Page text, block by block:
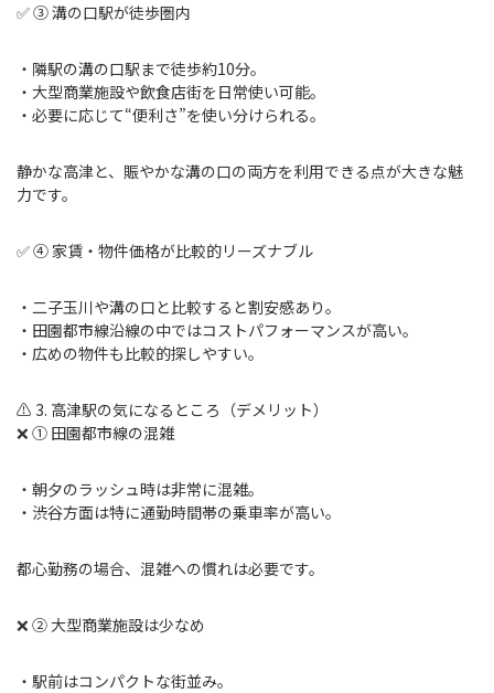
✅ ③ 溝の口駅が徒歩圏内
・隣駅の溝の口駅まで徒歩約10分。
・大型商業施設や飲食店街を日常使い可能。
・必要に応じて“便利さ”を使い分けられる。
静かな高津と、賑やかな溝の口の両方を利用できる点が大きな魅
力です。
✅ ④ 家賃・物件価格が比較的リーズナブル
・二子玉川や溝の口と比較すると割安感あり。
・田園都市線沿線の中ではコストパフォーマンスが高い。
・広めの物件も比較的探しやすい。
⚠️ 3. 高津駅の気になるところ（デメリット）
❌ ① 田園都市線の混雑
・朝夕のラッシュ時は非常に混雑。
・渋谷方面は特に通勤時間帯の乗車率が高い。
都心勤務の場合、混雑への慣れは必要です。
❌ ② 大型商業施設は少なめ
・駅前はコンパクトな街並み。